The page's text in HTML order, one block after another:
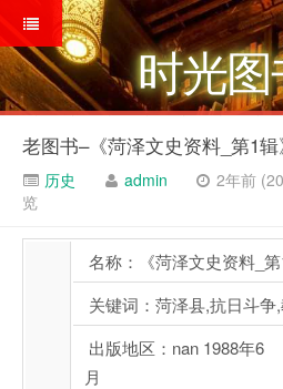
时光图
老图书–《菏泽文史资料_第1
历史 admin 2年前
览
名称：《菏泽文史资料_
关键词：菏泽县,抗日斗争
出版地区：nan 1988年6
月